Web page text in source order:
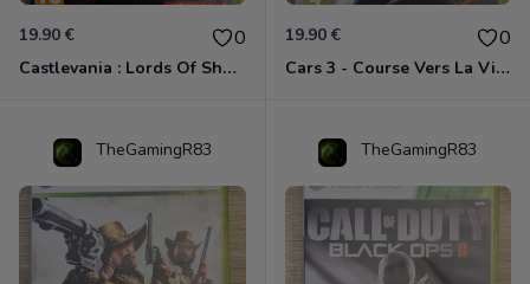
19.90 € 0
Castlevania : Lords Of Shadow Xbox 360
19.90 € 0
Cars 3 - Course Vers La Victoire Xbox 360
TheGamingR83 TheGamingR83